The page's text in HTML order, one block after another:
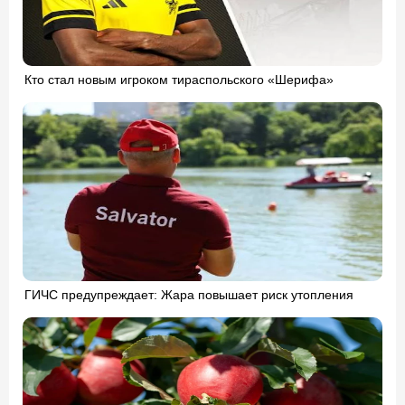
Кто стал новым игроком тираспольского «Шерифа»
ГИЧС предупреждает: Жара повышает риск утопления